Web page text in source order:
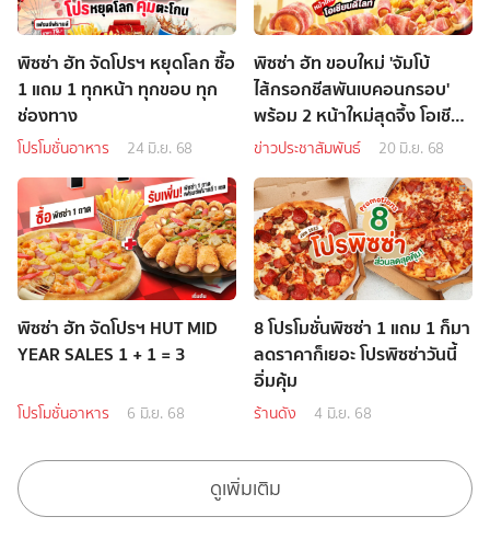
พิซซ่า ฮัท จัดโปรฯ หยุดโลก ซื้อ
1 แถม 1 ทุกหน้า ทุกขอบ ทุก
ช่องทาง
โปรโมชั่นอาหาร 24 มิ.ย. 68
พิซซ่า ฮัท ขอบใหม่ 'จัมโบ้
ไส้กรอกชีสพันเบคอนกรอบ'
พร้อม 2 หน้าใหม่สุดจึ้ง โอเชียน
ดีไลท์ และ ไมท์ตี้มีตตี้
ข่าวประชาสัมพันธ์ 20 มิ.ย. 68
พิซซ่า ฮัท จัดโปรฯ HUT MID
YEAR SALES 1 + 1 = 3
โปรโมชั่นอาหาร 6 มิ.ย. 68
8 โปรโมชั่นพิซซ่า 1 แถม 1 ก็มา
ลดราคาก็เยอะ โปรพิซซ่าวันนี้
อิ่มคุ้ม
ร้านดัง 4 มิ.ย. 68
ดูเพิ่มเติม